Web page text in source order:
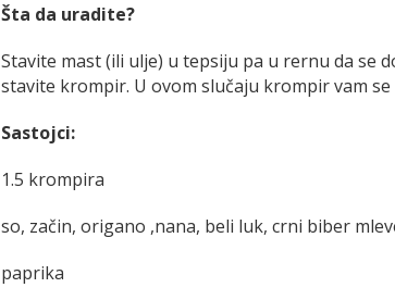
Šta da uradite?
Stavite mast (ili ulje) u tepsiju pa u rernu da se
stavite krompir. U ovom slučaju krompir vam
Sastojci:
1.5 krompira
so, začin, origano ,nana, beli luk, crni biber
paprika